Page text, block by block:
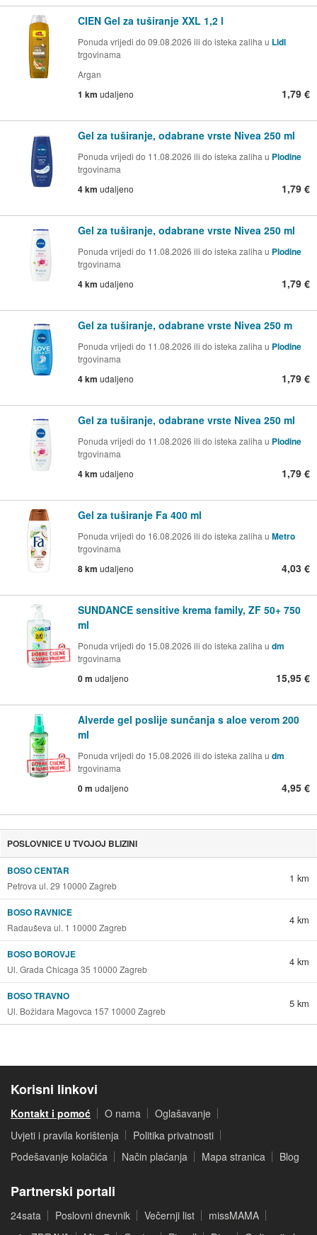
CIEN Gel za tuširanje XXL 1,2 l
Ponuda vrijedi do 09.08.2026 ili do isteka zaliha u Lidl
trgovinama
Argan
1 km udaljeno 1,79 €
Gel za tuširanje, odabrane vrste Nivea 250 ml
Ponuda vrijedi do 11.08.2026 ili do isteka zaliha u Plodine
trgovinama
4 km udaljeno 1,79 €
Gel za tuširanje, odabrane vrste Nivea 250 ml
Ponuda vrijedi do 11.08.2026 ili do isteka zaliha u Plodine
trgovinama
4 km udaljeno 1,79 €
Gel za tuširanje, odabrane vrste Nivea 250 m
Ponuda vrijedi do 11.08.2026 ili do isteka zaliha u Plodine
trgovinama
4 km udaljeno 1,79 €
Gel za tuširanje, odabrane vrste Nivea 250 ml
Ponuda vrijedi do 11.08.2026 ili do isteka zaliha u Plodine
trgovinama
4 km udaljeno 1,79 €
Gel za tuširanje Fa 400 ml
Ponuda vrijedi do 16.08.2026 ili do isteka zaliha u Metro
trgovinama
8 km udaljeno 4,03 €
SUNDANCE sensitive krema family, ZF 50+ 750
ml
Ponuda vrijedi do 15.08.2026 ili do isteka zaliha u dm
trgovinama
0 m udaljeno 15,95 €
Alverde gel poslije sunčanja s aloe verom 200
ml
Ponuda vrijedi do 15.08.2026 ili do isteka zaliha u dm
trgovinama
0 m udaljeno 4,95 €
POSLOVNICE U TVOJOJ BLIZINI
BOSO CENTAR
Petrova ul. 29 10000 Zagreb
1 km
BOSO RAVNICE
Radauševa ul. 1 10000 Zagreb
4 km
BOSO BOROVJE
Ul. Grada Chicaga 35 10000 Zagreb
4 km
BOSO TRAVNO
Ul. Božidara Magovca 157 10000 Zagreb
5 km
Korisni linkovi
Kontakt i pomoć O nama
Oglašavanje
Uvjeti i pravila korištenja
Politika privatnosti
Podešavanje kolačića
Način plaćanja Mapa stranica Blog
Partnerski portali
24sata Poslovni dnevnik Večernji list
missMAMA